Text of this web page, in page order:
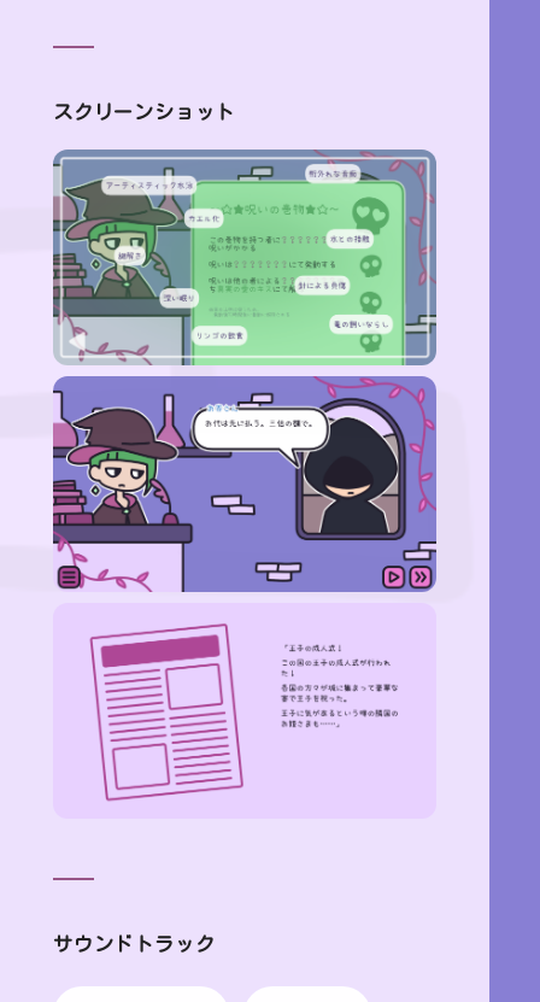
スクリーンショット
サウンドトラック